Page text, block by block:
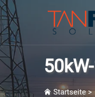
Startseite